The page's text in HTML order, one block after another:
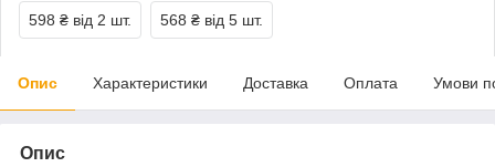
598 ₴ від 2 шт. 568 ₴ від 5 шт.
Опис Характеристики Доставка Оплата Умови
Опис